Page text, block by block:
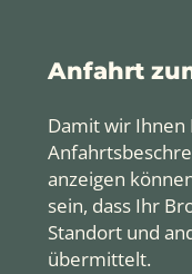
Anfahrt
Damit wir Ihnen
anzeigen
sein, dass Ihr
Standort und
übermittelt.